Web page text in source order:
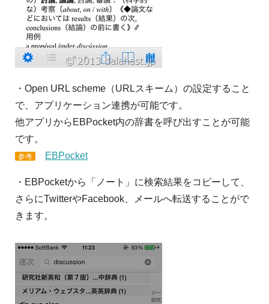
・Open URL scheme（URLスキーム）の設定すること
で、アプリケーション連携が可能です。
他アプリからEBPocket内の辞書を呼び出すことが可能
です。
参考 EBPocket
・EBPocketから「ノート」に検索結果をコピーして、
さらにTwitterやFacebook、メールへ転送することがで
きます。